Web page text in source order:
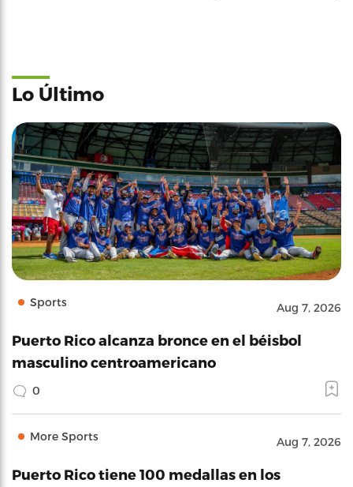
Lo Último
Sports Aug 7, 2026
Puerto Rico alcanza bronce en el béisbol
masculino centroamericano
0
More Sports Aug 7, 2026
Puerto Rico tiene 100 medallas en los